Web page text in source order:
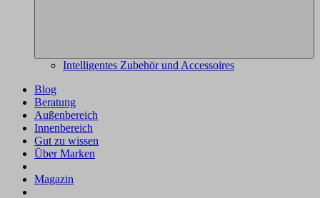
Intelligentes Zubehör und Accessoires
Blog
Beratung
Außenbereich
Innenbereich
Gut zu wissen
Über Marken
Magazin